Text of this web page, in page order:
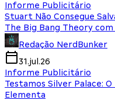
Informe Publicitário
Stuart Não Consegue
The Big Bang Theory
Redação NerdBunker
31.jul.26
Informe Publicitário
Testamos Silver Palace:
Elementa